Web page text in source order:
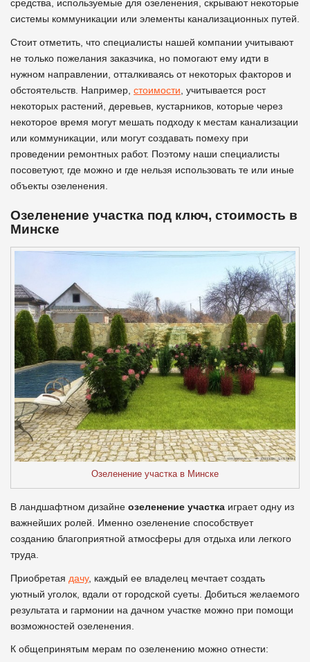
средства, используемые для озеленения, скрывают некоторые
системы коммуникации или элементы канализационных путей.
Стоит отметить, что специалисты нашей компании учитывают
не только пожелания заказчика, но помогают ему идти в
нужном направлении, отталкиваясь от некоторых факторов и
обстоятельств. Например, стоимости , учитывается рост
некоторых растений, деревьев, кустарников, которые через
некоторое время могут мешать подходу к местам канализации
или коммуникации, или могут создавать помеху при
проведении ремонтных работ. Поэтому наши специалисты
посоветуют, где можно и где нельзя использовать те или иные
объекты озеленения.
Озеленение участка под ключ, стоимость в
Минске
Озеленение участка в Минске
В ландшафтном дизайне озеленение участка играет одну из
важнейших ролей. Именно озеленение способствует
созданию благоприятной атмосферы для отдыха или легкого
труда.
Приобретая дачу, каждый ее владелец мечтает создать
уютный уголок, вдали от городской суеты. Добиться желаемого
результата и гармонии на дачном участке можно при помощи
возможностей озеленения.
К общепринятым мерам по озеленению можно отнести: